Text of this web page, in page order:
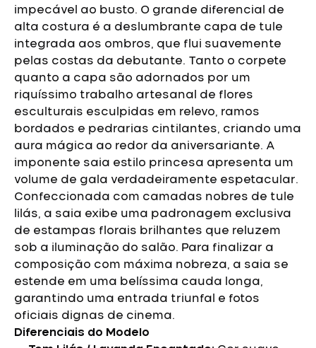
impecável ao busto. O grande diferencial de
alta costura é a deslumbrante capa de tule
integrada aos ombros, que flui suavemente
pelas costas da debutante. Tanto o corpete
quanto a capa são adornados por um
riquíssimo trabalho artesanal de flores
esculturais esculpidas em relevo, ramos
bordados e pedrarias cintilantes, criando uma
aura mágica ao redor da aniversariante. A
imponente saia estilo princesa apresenta um
volume de gala verdadeiramente espetacular.
Confeccionada com camadas nobres de tule
lilás, a saia exibe uma padronagem exclusiva
de estampas florais brilhantes que reluzem
sob a iluminação do salão. Para finalizar a
composição com máxima nobreza, a saia se
estende em uma belíssima cauda longa,
garantindo uma entrada triunfal e fotos
oficiais dignas de cinema.
Diferenciais do Modelo